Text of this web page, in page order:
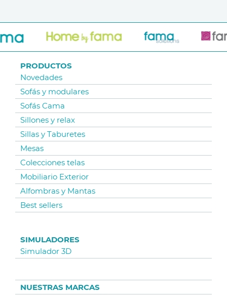
PRODUCTOS
Novedades
Sofás y modulares
Sofás Cama
Sillones y relax
Sillas y Taburetes
Mesas
Colecciones telas
Mobiliario Exterior
Alfombras y Mantas
Best sellers
SIMULADORES
Simulador 3D
NUESTRAS MARCAS